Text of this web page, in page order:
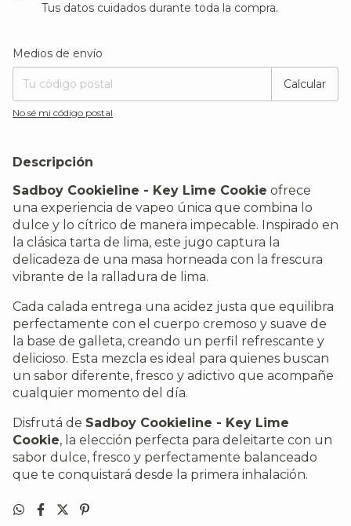
Tus datos cuidados durante toda la compra.
Entregas para el CP:
Medios de envío
Calcular
No sé mi código postal
Descripción
Sadboy Cookieline - Key Lime Cookie ofrece
una experiencia de vapeo única que combina lo
dulce y lo cítrico de manera impecable. Inspirado en
la clásica tarta de lima, este jugo captura la
delicadeza de una masa horneada con la frescura
vibrante de la ralladura de lima.
Cada calada entrega una acidez justa que equilibra
perfectamente con el cuerpo cremoso y suave de
la base de galleta, creando un perfil refrescante y
delicioso. Esta mezcla es ideal para quienes buscan
un sabor diferente, fresco y adictivo que acompañe
cualquier momento del día.
Disfrutá de Sadboy Cookieline - Key Lime
Cookie, la elección perfecta para deleitarte con un
sabor dulce, fresco y perfectamente balanceado
que te conquistará desde la primera inhalación.